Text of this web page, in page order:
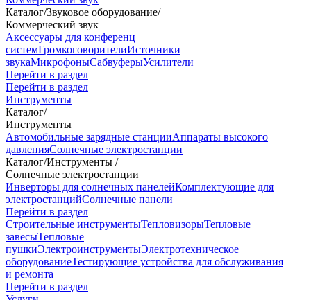
Каталог/Звуковое оборудование/
Коммерческий звук
Аксессуары для конференц
системГромкоговорителиИсточники
звукаМикрофоныСабвуферыУсилители
Перейти в раздел
Перейти в раздел
Инструменты
Каталог/
Инструменты
Автомобильные зарядные станцииАппараты высокого
давленияСолнечные электростанции
Каталог/Инструменты /
Солнечные электростанции
Инверторы для солнечных панелейКомплектующие для
электростанцийСолнечные панели
Перейти в раздел
Строительные инструментыТепловизорыТепловые
завесыТепловые
пушкиЭлектроинструментыЭлектротехническое
оборудованиеТестирующие устройства для обслуживания
и ремонта
Перейти в раздел